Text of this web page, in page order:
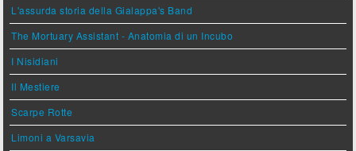
L'assurda storia della Gialappa's Band
The Mortuary Assistant - Anatomia di un Incubo
I Nisidiani
Il Mestiere
Scarpe Rotte
Limoni a Varsavia